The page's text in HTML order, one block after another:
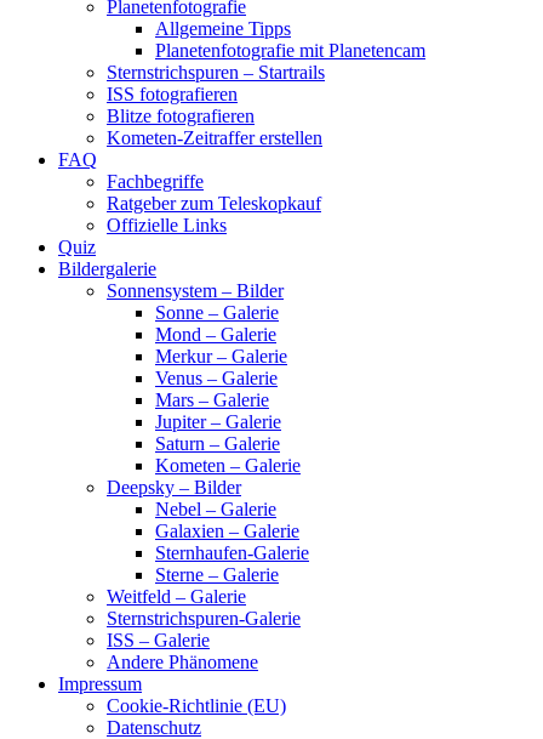
Planetenfotografie
Allgemeine Tipps
Planetenfotografie mit Planetencam
Sternstrichspuren – Startrails
ISS fotografieren
Blitze fotografieren
Kometen-Zeitraffer erstellen
FAQ
Fachbegriffe
Ratgeber zum Teleskopkauf
Offizielle Links
Quiz
Bildergalerie
Sonnensystem – Bilder
Sonne – Galerie
Mond – Galerie
Merkur – Galerie
Venus – Galerie
Mars – Galerie
Jupiter – Galerie
Saturn – Galerie
Kometen – Galerie
Deepsky – Bilder
Nebel – Galerie
Galaxien – Galerie
Sternhaufen-Galerie
Sterne – Galerie
Weitfeld – Galerie
Sternstrichspuren-Galerie
ISS – Galerie
Andere Phänomene
Impressum
Cookie-Richtlinie (EU)
Datenschutz